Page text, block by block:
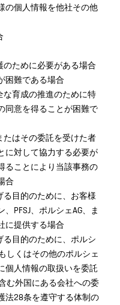
の個人情報を他社その他
ために必要がある場合
困難である場合
育成の推進のために特
同意を得ることが困難で
はその委託を受けた者
に対して協力する必要が
ることにより当該事務の
合
目的のために、お客様
PFSJ、ポルシェAG、ま
に提供する場合
目的のために、ポルシ
しくはその他のポルシェ
個人情報の取扱いを委託
む外国にある会社への委
法28条を遵守する体制の